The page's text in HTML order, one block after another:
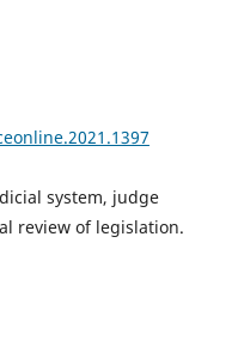
system, judge
review of legislation.